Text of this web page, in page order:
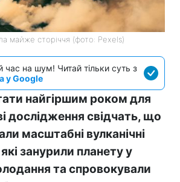
майже сторіччя (фото: Pexels)
час на шум! Читай тільки суть з
у Google
найгіршим роком для
дослідження свідчать, що
масштабні вулканічні
занурили планету у
та спровокували